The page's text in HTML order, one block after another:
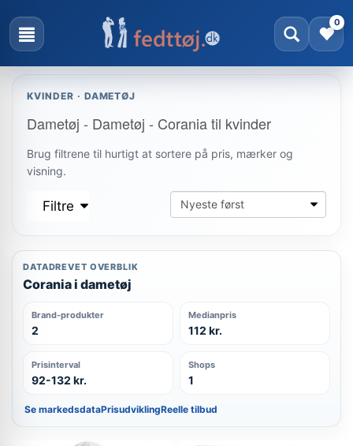
0
KVINDER · DAMETØJ
Dametøj - Dametøj - Corania til kvinder
Brug filtrene til hurtigt at sortere på pris, mærker og
visning.
Filtre
DATADREVET OVERBLIK
Corania i dametøj
Brand-produkter
2
Medianpris
112 kr.
Prisinterval
92-132 kr.
Shops
1
Se markedsdataPrisudviklingReelle tilbud